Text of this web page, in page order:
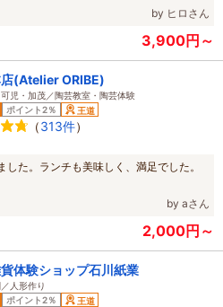
by ヒロさん
3,900円～
(Atelier ORIBE)
児・加茂／陶芸教室・陶芸体験
ポイント2％ 王道
（313件）
た。ランチも美味しく、満足でした。
by aさん
2,000円～
体験ショップ石川紙業
人形作り
ポイント2％ 王道